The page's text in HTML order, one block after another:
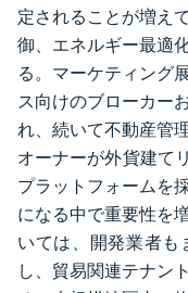
定されることが増え
御、エネルギー最適
る。マーケティング
ス向けのブローカー
れ、続いて不動産管
オーナーが外貨建て
プラットフォームを
になる中で重要性を
いては、開発業者も
し、貿易関連テナン